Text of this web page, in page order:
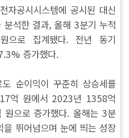
자공시시스템에 공시된 대신
분석한 결과, 올해 3분기 누적
으로 집계됐다. 전년 동기
증가했다.
도 순이익이 꾸준히 상승세를
억 원에서 2023년 1358억
으로 증가했다. 올해는 3분
을 뛰어넘으며 눈에 띄는 성장